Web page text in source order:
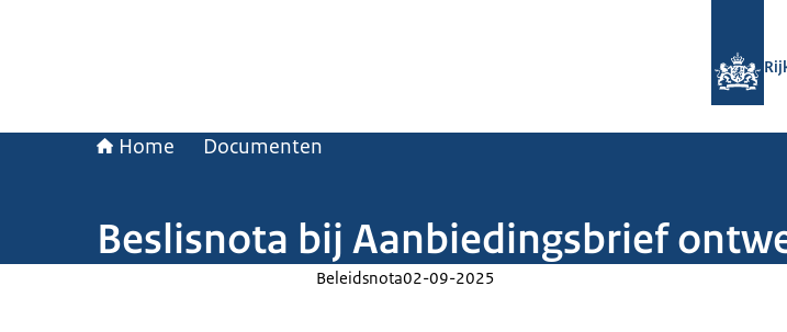
Home Documenten
Beslisnota bij Aanbiedingsbrief
Beleidsnota02-09-2025